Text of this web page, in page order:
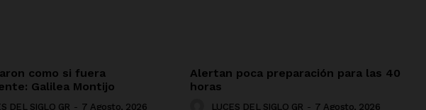
como si fuera
Galilea Montijo
DEL SIGLO GR - 7 Agosto, 2026
Alertan poca preparación para las 40
horas
LUCES DEL SIGLO GR - 7 Agosto, 2026